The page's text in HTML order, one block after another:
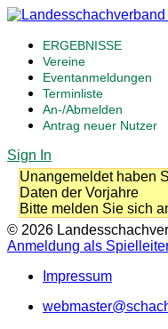
ERGEBNISSE
Vereine
Eventanmeldungen
Terminliste
An-/Abmelden
Antrag neuer Nutzer
Sign In
Unangemeldet haben
Daten der Vorjahre
Bitte melden Sie sich
© 2026
Anmeldung als
Impressum